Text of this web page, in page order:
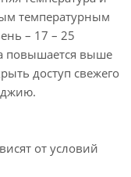
температурным
– 17 – 25
повышается выше
доступ свежего
от условий